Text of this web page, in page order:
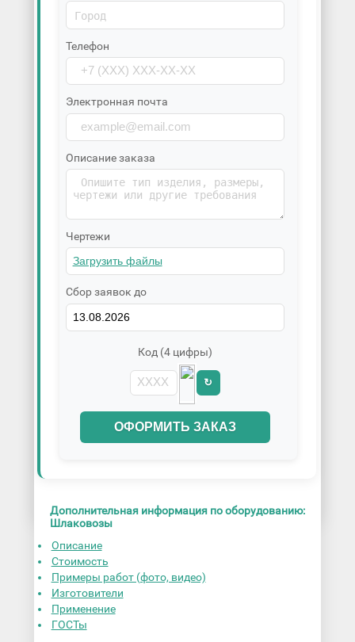
Телефон
Электронная почта
Описание заказа
Чертежи
Сбор заявок до
Код (4 цифры)
↻
ОФОРМИТЬ ЗАКАЗ
Дополнительная информация по оборудованию:
Шлаковозы
Описание
Стоимость
Примеры работ (фото, видео)
Изготовители
Применение
ГОСТы